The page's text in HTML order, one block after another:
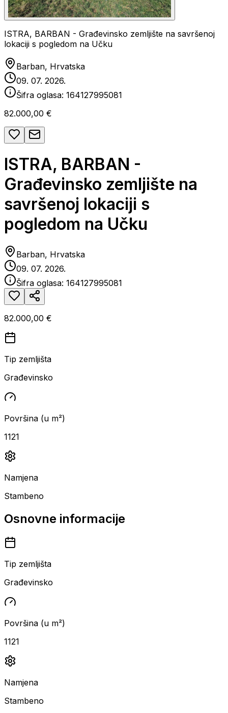
ISTRA, BARBAN - Građevinsko zemljište na savršenoj
lokaciji s pogledom na Učku
Barban, Hrvatska
09. 07. 2026.
Šifra oglasa: 164127995081
82.000,00 €
ISTRA, BARBAN -
Građevinsko zemljište na
savršenoj lokaciji s
pogledom na Učku
Barban, Hrvatska
09. 07. 2026.
Šifra oglasa: 164127995081
82.000,00 €
Tip zemljišta
Građevinsko
Površina (u m²)
1121
Namjena
Stambeno
Osnovne informacije
Tip zemljišta
Građevinsko
Površina (u m²)
1121
Namjena
Stambeno